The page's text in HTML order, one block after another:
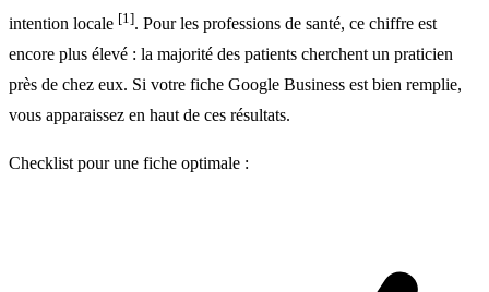
intention locale [1]. Pour les professions de santé, ce chiffre est
encore plus élevé : la majorité des patients cherchent un praticien
près de chez eux. Si votre fiche Google Business est bien remplie,
vous apparaissez en haut de ces résultats.
Checklist pour une fiche optimale :